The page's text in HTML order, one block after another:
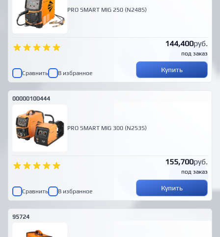
PRO SMART MIG 250 (N248S)
144,400руб.
под заказ
Сравнить В избранное Купить
00000100444
PRO SMART MIG 300 (N253S)
155,700руб.
под заказ
Сравнить В избранное Купить
95724